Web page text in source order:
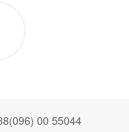
00 55044